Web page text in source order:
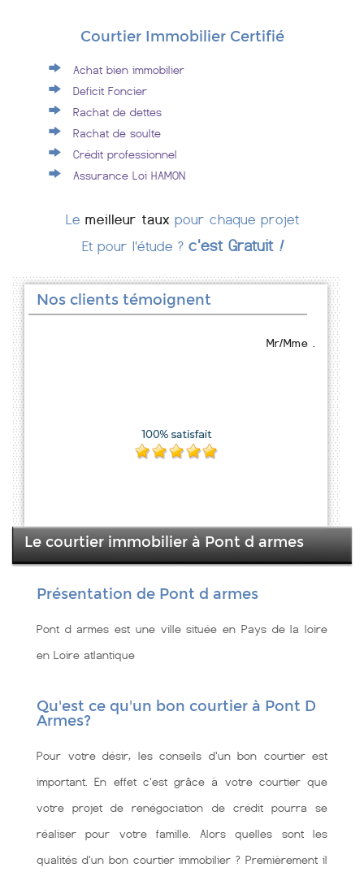
Courtier Immobilier Certifié
Achat bien immobilier
Deficit Foncier
Rachat de dettes
Rachat de soulte
Crédit professionnel
Assurance Loi HAMON
Le meilleur taux pour chaque projet
Et pour l'étude ? c'est Gratuit !
Nos clients témoignent
Mr/Mme .
Le courtier immobilier à Pont d armes
Présentation de Pont d armes
Pont d armes est une ville située en Pays de la loire
en Loire atlantique
Qu'est ce qu'un bon courtier à Pont D
Armes?
Pour votre désir, les conseils d'un bon courtier est
important. En effet c'est grâce à votre courtier que
votre projet de renégociation de crédit pourra se
réaliser pour votre famille. Alors quelles sont les
qualités d'un bon courtier immobilier ? Premièrement il